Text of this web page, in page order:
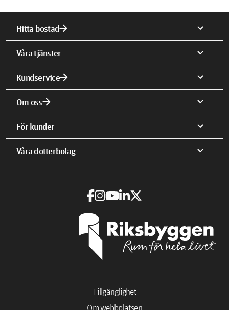
Hitta bostadarrow_forward expand_more
Våra tjänster expand_more
Kundservicearrow_forward expand_more
Om ossarrow_forward expand_more
För kunder expand_more
Våra dotterbolag expand_more
Tillgänglighet